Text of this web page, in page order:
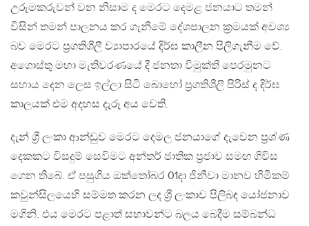
උරුමකරුවන් වන නිසාම ද මෙරට දෙමළ ජනයාට තමන්
විසින් තමන් පාලනය කර ගැනීමේ දේශපාලන ක්‍රමයක් අවශ්‍ය
බව මෙරට ප්‍රගතිශීලී ව්‍යාපාරයේ දිර්ඝ කාලීන පිලිගැනීම වේ.
අගොස්තු මහා මැතිවරණයේ දී ජනතා විමුක්ති පෙරමුනට
සහාය දෙන ලෙස ඉල්ලා සිටි බොහෝ ප්‍රගතිශීලී පිරිස් ද දිර්ඝ
කාලයක් එම අදහස දැරූ අය වෙති.
දැන් ශ්‍රී ලංකා ආන්ඩුව මෙරට දෙමල ජනයාගේ දැවෙන ප්‍රශ්ණ
දෙකකට විසදුම් සෙවිමට අන්තර් ජාතික ප්‍රජාව සමඟ ගිවිස
ගෙන තිබේ. ඒ පසුගිය ඔක්තෝබර 01දා ජිනීවා මානව හිමිකම්
කවුන්සිලයෙහි සම්මත කරන ලද ශ්‍රී ලංකාව පිලිබඳ යෝජනාව
මගිනි. එය මෙරට පළාත් සභාවන්ට බලය බෙදීම සම්බන්ධ